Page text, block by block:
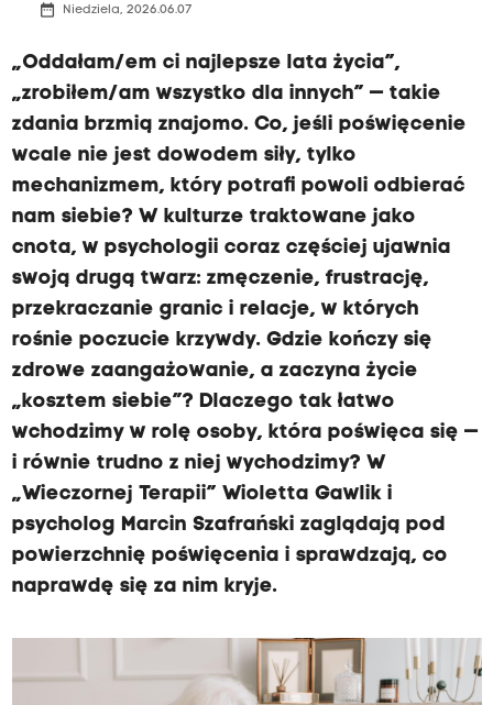
date_range Niedziela, 2026.06.07
„Oddałam/em ci najlepsze lata życia”,
„zrobiłem/am wszystko dla innych” — takie
zdania brzmią znajomo. Co, jeśli poświęcenie
wcale nie jest dowodem siły, tylko
mechanizmem, który potrafi powoli odbierać
nam siebie? W kulturze traktowane jako
cnota, w psychologii coraz częściej ujawnia
swoją drugą twarz: zmęczenie, frustrację,
przekraczanie granic i relacje, w których
rośnie poczucie krzywdy. Gdzie kończy się
zdrowe zaangażowanie, a zaczyna życie
„kosztem siebie”? Dlaczego tak łatwo
wchodzimy w rolę osoby, która poświęca się —
i równie trudno z niej wychodzimy? W
„Wieczornej Terapii” Wioletta Gawlik i
psycholog Marcin Szafrański zaglądają pod
powierzchnię poświęcenia i sprawdzają, co
naprawdę się za nim kryje.